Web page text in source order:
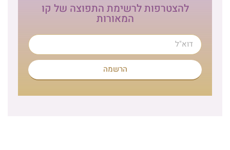
להצטרפות לרשימת התפוצה של קו
המאורות
הרשמה